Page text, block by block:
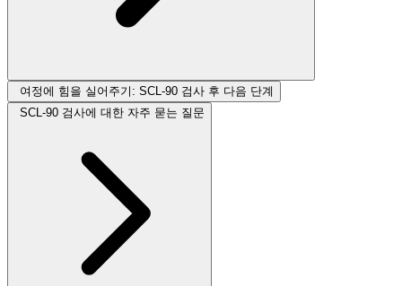
여정에 힘을 실어주기: SCL-90 검사 후 다음 단계
SCL-90 검사에 대한 자주 묻는 질문